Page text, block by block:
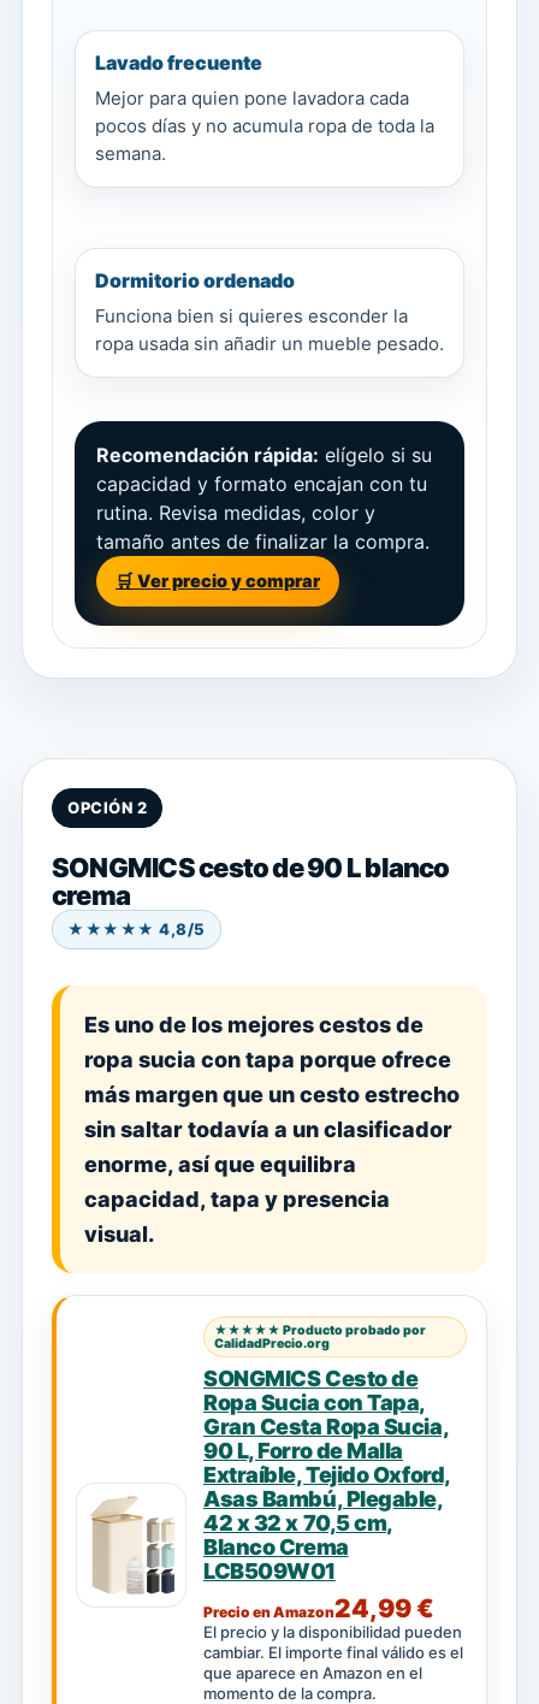
Lavado frecuente
Mejor para quien pone lavadora cada
pocos días y no acumula ropa de toda la
semana.
Dormitorio ordenado
Funciona bien si quieres esconder la
ropa usada sin añadir un mueble pesado.
Recomendación rápida: elígelo si su
capacidad y formato encajan con tu
rutina. Revisa medidas, color y
tamaño antes de finalizar la compra.
🛒 Ver precio y comprar
OPCIÓN 2
SONGMICS cesto de 90 L blanco
crema
★★★★★ 4,8/5
Es uno de los mejores cestos de
ropa sucia con tapa porque ofrece
más margen que un cesto estrecho
sin saltar todavía a un clasificador
enorme, así que equilibra
capacidad, tapa y presencia
visual.
★★★★★ Producto probado por
CalidadPrecio.org
SONGMICS Cesto de
Ropa Sucia con Tapa,
Gran Cesta Ropa Sucia,
90 L, Forro de Malla
Extraíble, Tejido Oxford,
Asas Bambú, Plegable,
42 x 32 x 70,5 cm,
Blanco Crema
LCB509W01
Precio en Amazon24,99 €
El precio y la disponibilidad pueden
cambiar. El importe final válido es el
que aparece en Amazon en el
momento de la compra.